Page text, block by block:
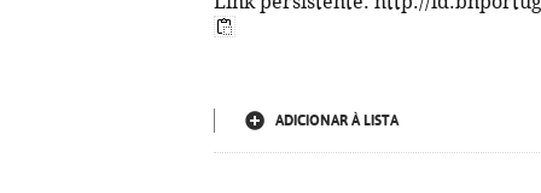
ADICIONAR À LISTA